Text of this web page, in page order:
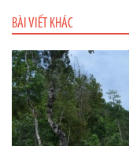
BÀI VIẾT KHÁC